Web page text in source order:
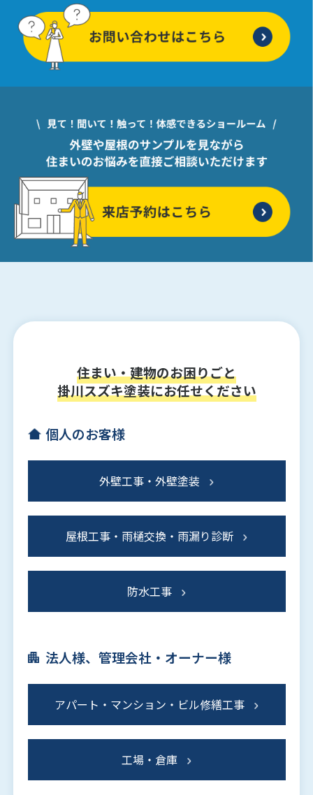
住まい・建物のお困りごと
掛川スズキ塗装にお任せください
個人のお客様
外壁工事・外壁塗装
屋根工事・雨樋交換・雨漏り診断
防水工事
法人様、管理会社・オーナー様
アパート・マンション・ビル修繕工事
工場・倉庫